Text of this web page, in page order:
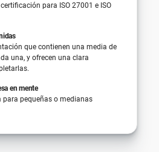
para ISO 27001 e ISO
que contienen una media de
una, y ofrecen una clara
en mente
para pequeñas o medianas